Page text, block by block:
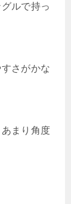
ルで持っ
さがかな
まり角度